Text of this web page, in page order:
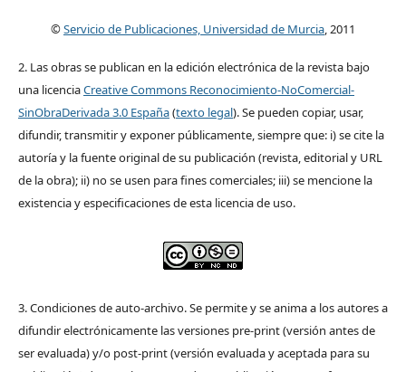
©Servicio de Publicaciones, Universidad de Murcia, 2011
2. Las obras se publican en la edición electrónica de la revista bajo
una licenciaCreative Commons Reconocimiento-NoComercial-
SinObraDerivada 3.0 España(texto legal). Se pueden copiar, usar,
difundir, transmitir y exponer públicamente, siempre que: i) se cite la
autoría y la fuente original de su publicación (revista, editorial y URL
de la obra); ii) no se usen para fines comerciales; iii) se mencione la
existencia y especificaciones de esta licencia de uso.
3. Condiciones de auto-archivo. Se permite y se anima a los autores a
difundir electrónicamente las versiones pre-print (versión antes de
ser evaluada) y/o post-print (versión evaluada y aceptada para su